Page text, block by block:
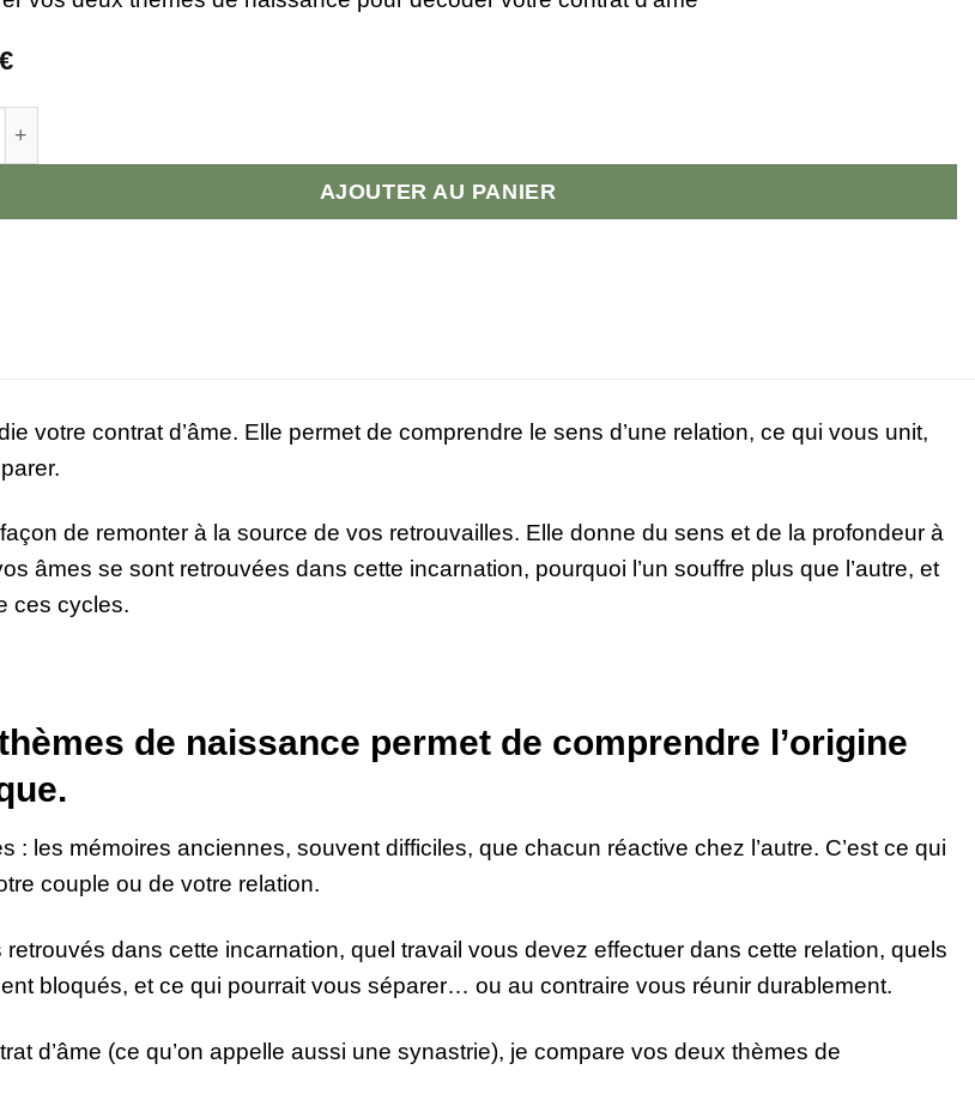
€
de Analyse karmique Couple
AJOUTER AU PANIER
votre contrat d’âme. Elle permet de comprendre le sens d’une relation, ce qui vous unit,
de remonter à la source de vos retrouvailles. Elle donne du sens et de la profondeur à
âmes se sont retrouvées dans cette incarnation, pourquoi l’un souffre plus que l’autre, et
ces cycles.
de naissance permet de comprendre l’origine
: les mémoires anciennes, souvent difficiles, que chacun réactive chez l’autre. C’est ce qui
couple ou de votre relation.
dans cette incarnation, quel travail vous devez effectuer dans cette relation, quels
bloqués, et ce qui pourrait vous séparer… ou au contraire vous réunir durablement.
d’âme (ce qu’on appelle aussi une synastrie), je compare vos deux thèmes de